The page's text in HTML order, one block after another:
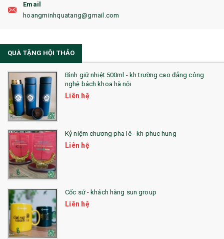
19. ĐỒNG HỒ TREO TƯỜNG
22. ĐỒNG HỒ ĐỂ BÀN
23. QÙA TẶNG ĐỘC ĐÁO
24. QÙA TẶNG PHA LÊ
25. QUÀ TẶNG GLASSLOCK
26. QUÀ TẶNG LUMINARC
28. BỘ ĐỒ ĂN CAO CẤP
29. MÓC KHOÁ
31. TÚI VẢI KHÔNG DỆT
32. TÚI VẢI BỐ
33. MŨ LƯỠI TRAI
Email
hoangminhquatang@gmail.com
QUÀ TẶNG HỘI THẢO
Bình giữ nhiệt 500ml - kh trường cao đẳng công
nghệ bách khoa hà nội
Liên hệ
Kỷ niệm chương pha lê - kh phuc hung
Liên hệ
Cốc sứ - khách hàng sun group
Liên hệ